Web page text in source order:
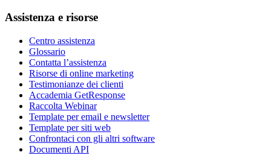
Assistenza e risorse
Centro assistenza
Glossario
Contatta l’assistenza
Risorse di online marketing
Testimonianze dei clienti
Accademia GetResponse
Raccolta Webinar
Template per email e newsletter
Template per siti web
Confrontaci con gli altri software
Documenti API